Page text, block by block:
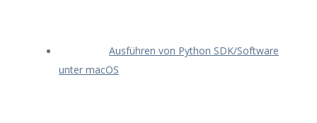
Ausführen von Python SDK/Software
unter macOS